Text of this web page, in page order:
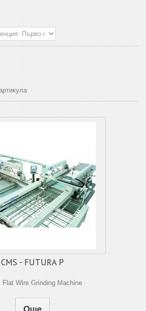
CMS - FUTURA P
Flat Wire Grinding Machine